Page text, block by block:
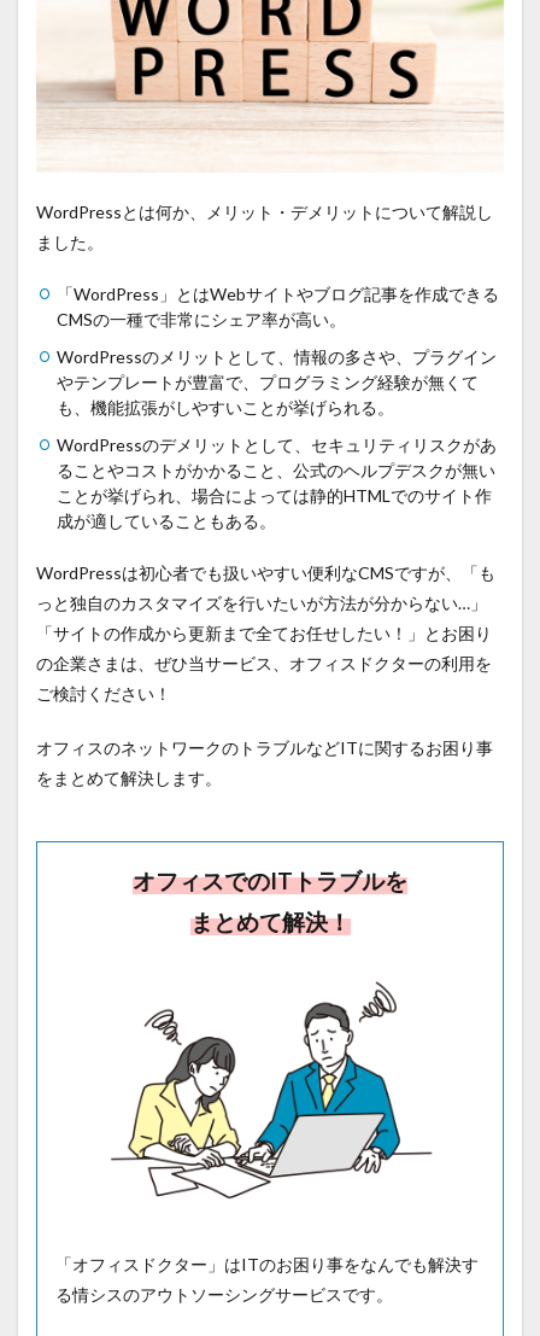
WordPressとは何か、メリット・デメリットについて解説し
ました。
「WordPress」とはWebサイトやブログ記事を作成できる
CMSの一種で非常にシェア率が高い。
WordPressのメリットとして、情報の多さや、プラグイン
やテンプレートが豊富で、プログラミング経験が無くて
も、機能拡張がしやすいことが挙げられる。
WordPressのデメリットとして、セキュリティリスクがあ
ることやコストがかかること、公式のヘルプデスクが無い
ことが挙げられ、場合によっては静的HTMLでのサイト作
成が適していることもある。
WordPressは初心者でも扱いやすい便利なCMSですが、「も
っと独自のカスタマイズを行いたいが方法が分からない…」
「サイトの作成から更新まで全てお任せしたい！」とお困り
の企業さまは、ぜひ当サービス、オフィスドクターの利用を
ご検討ください！
オフィスのネットワークのトラブルなどITに関するお困り事
をまとめて解決します。
オフィスでのITトラブルを
まとめて解決！
「オフィスドクター」はITのお困り事をなんでも解決す
る情シスのアウトソーシングサービスです。